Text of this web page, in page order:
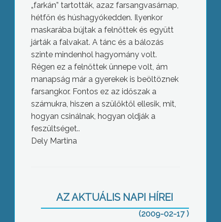
„farkán” tartották, azaz farsangvasárnap,
hétfőn és húshagyókedden. Ilyenkor
maskarába bújtak a felnőttek és együtt
járták a falvakat. A tánc és a bálozás
szinte mindenhol hagyomány volt.
Régen ez a felnőttek ünnepe volt, ám
manapság már a gyerekek is beöltöznek
farsangkor. Fontos ez az időszak a
számukra, hiszen a szülőktől ellesik, mit,
hogyan csinálnak, hogyan oldják a
feszültséget..
Dely Martina
AZ AKTUÁLIS NAPI HÍREI
(2009-02-17 )
megyénkben